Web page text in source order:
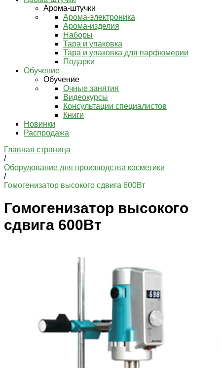
Арома-штучки
Арома-электроника
Арома-изделия
Наборы
Тара и упаковка
Тара и упаковка для парфюмерии
Подарки
Обучение
Обучение
Очные занятия
Видеокурсы
Консультации специалистов
Книги
Новинки
Распродажа
Главная страница
/
Оборудование для производства косметики
/
Гомогенизатор высокого сдвига 600Вт
Гомогенизатор высокого
сдвига 600Вт